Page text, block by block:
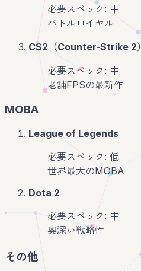
必要スペック: 中
バトルロイヤル
CS2（Counter-Strike 2）
必要スペック: 中
老舗FPSの最新作
MOBA
League of Legends
必要スペック: 低
世界最大のMOBA
Dota 2
必要スペック: 中
奥深い戦略性
その他